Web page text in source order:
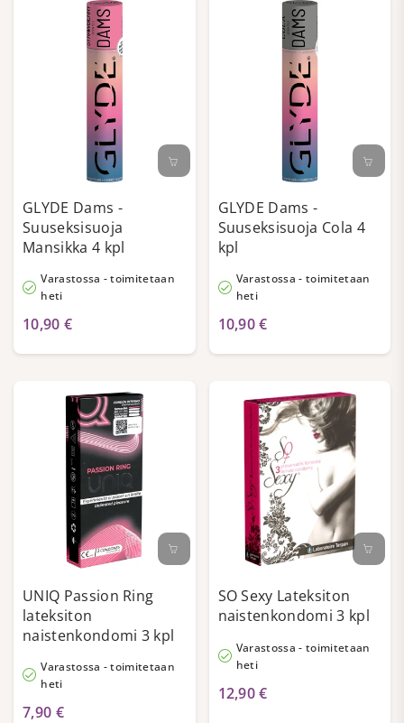
GLYDE Dams -
Suuseksisuoja
Mansikka 4 kpl
Varastossa - toimitetaan
heti
10,90 €
GLYDE Dams -
Suuseksisuoja Cola 4
kpl
Varastossa - toimitetaan
heti
10,90 €
UNIQ Passion Ring
lateksiton
naistenkondomi 3 kpl
Varastossa - toimitetaan
heti
7,90 €
SO Sexy Lateksiton
naistenkondomi 3 kpl
Varastossa - toimitetaan
heti
12,90 €